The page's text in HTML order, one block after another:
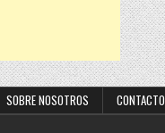
SOBRE NOSOTROS CONTACTO